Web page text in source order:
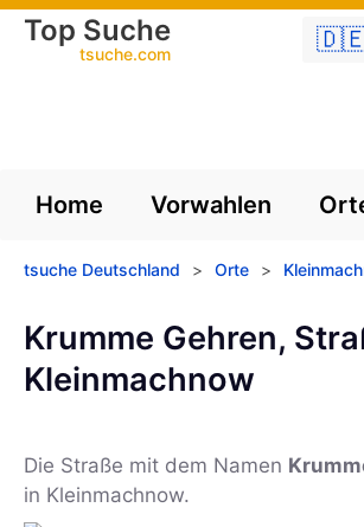
Top Suche
tsuche.com
Home Vorwahlen
tsuche Deutschland > Orte >
Krumme Gehren,
Kleinmachnow
Die Straße mit dem Namen
in Kleinmachnow.